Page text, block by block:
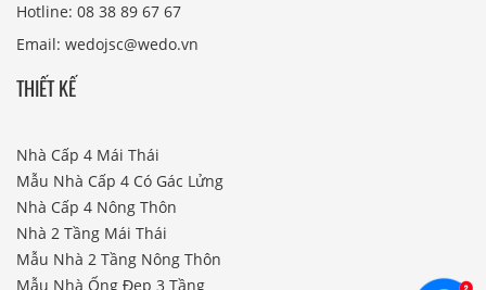
Hotline: 08 38 89 67 67
Email: wedojsc@wedo.vn
THIẾT KẾ
Nhà Cấp 4 Mái Thái
Mẫu Nhà Cấp 4 Có Gác Lửng
Nhà Cấp 4 Nông Thôn
Nhà 2 Tầng Mái Thái
Mẫu Nhà 2 Tầng Nông Thôn
Mẫu Nhà Ống Đẹp 3 Tầng